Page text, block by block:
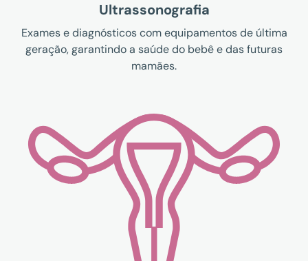
Ultrassonografia
Exames e diagnósticos com equipamentos de última
geração, garantindo a saúde do bebê e das futuras
mamães.